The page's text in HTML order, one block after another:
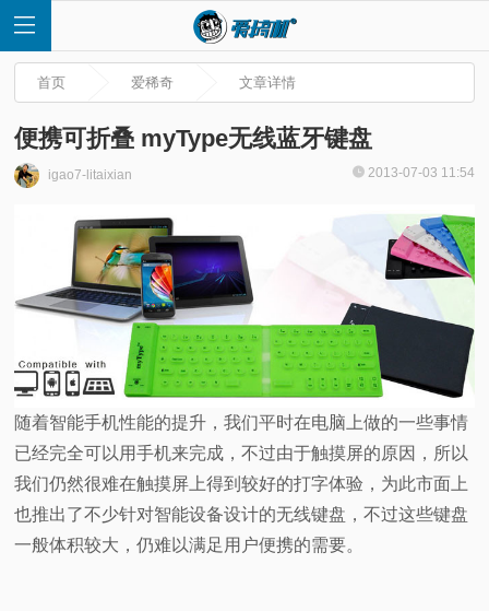
快
讯
评
视
首页 爱稀奇 文章详情
便携可折叠 myType无线蓝牙键盘
igao7-litaixian 2013-07-03 11:54
随着智能手机性能的提升，我们平时在电脑上做的一些事情
已经完全可以用手机来完成，不过由于触摸屏的原因，所以
我们仍然很难在触摸屏上得到较好的打字体验，为此市面上
也推出了不少针对智能设备设计的无线键盘，不过这些键盘
一般体积较大，仍难以满足用户便携的需要。